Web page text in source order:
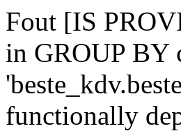
Fout [IS
in GROUP BY
functionally